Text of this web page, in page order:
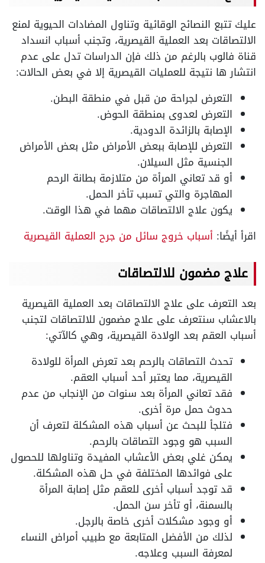
عليك تتبع النصائح الوقائية وتناول المضادات الحيوية لمنع
الالتصاقات بعد العملية القيصرية، وتجنب أسباب انسداد
قناة فالوب بالرغم من ذلك فإن الدراسات تدل على عدم
انتشار ها نتيجة للعمليات القيصرية إلا في بعض الحالات:
التعرض لجراحة من قبل في منطقة البطن.
التعرض لعدوى بمنطقة الحوض.
الإصابة بالزائدة الدودية.
التعرض للإصابة ببعض الأمراض مثل بعض الأمراض
الجنسية مثل السيلان.
أو قد تعاني المرأة من متلازمة بطانة الرحم
المهاجرة والتي تسبب تأخر الحمل.
يكون علاج الالتصاقات مهما في هذا الوقت.
اقرأ أيضًا: أسباب خروج سائل من جرح العملية القيصرية
علاج مضمون للالتصاقات
بعد التعرف على علاج الالتصاقات بعد العملية القيصرية
بالاعشاب سنتعرف على علاج مضمون للالتصاقات لتجنب
أسباب العقم بعد الولادة القيصرية، وهي كالآتي:
تحدث التصاقات بالرحم بعد تعرض المرأة للولادة
القيصرية، مما يعتبر أحد أسباب العقم.
فقد تعاني المرأة بعد سنوات من الإنجاب من عدم
حدوث حمل مرة أخرى.
فتلجأ للبحث عن أسباب هذه المشكلة لتعرف أن
السبب هو وجود التصاقات بالرحم.
يمكن غلي بعض الأعشاب المفيدة وتناولها للحصول
على فوائدها المختلفة في حل هذه المشكلة.
قد توجد أسباب أخرى للعقم مثل إصابة المرأة
بالسمنة، أو تأخر سن الحمل.
أو وجود مشكلات أخرى خاصة بالرجل.
لذلك من الأفضل المتابعة مع طبيب أمراض النساء
لمعرفة السبب وعلاجه.